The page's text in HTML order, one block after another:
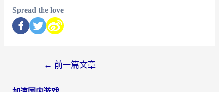
Spread the love
← 前一篇文章